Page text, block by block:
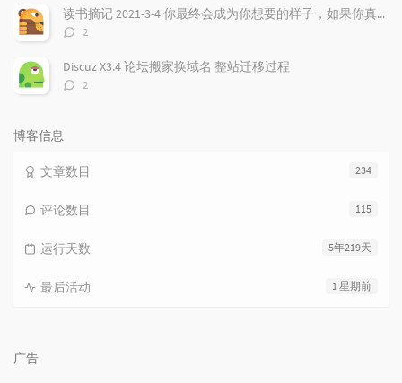
数：
读书摘记 2021-3-4 你最终会成为你想要的样子，如果你真的非常想，虽然听起来有点违心，但是强大的愿望确实非常重要！
评
数：
2
Discuz X3.4 论坛搬家换域名 整站迁移过程
评
2
博客信息
234
文章数目
115
评论数目
5年219天
运行天数
1 星期前
最后活动
广告